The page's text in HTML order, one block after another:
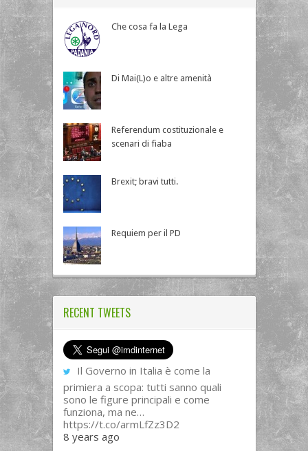
Che cosa fa la Lega
Di Mai(L)o e altre amenità
Referendum costituzionale e
scenari di fiaba
Brexit; bravi tutti.
Requiem per il PD
RECENT TWEETS
Il Governo in Italia è come la
primiera a scopa: tutti sanno quali
sono le figure principali e come
funziona, ma ne…
https://t.co/armLfZz3D2
8 years ago